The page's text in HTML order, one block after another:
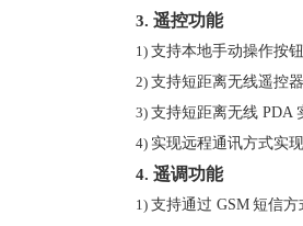
3. 遥控功能
1) 支持本地手动操作按
2) 支持短距离无线遥控
3) 支持短距离无线 PDA
4) 实现远程通讯方式实
4. 遥调功能
1) 支持通过 GSM 短信方